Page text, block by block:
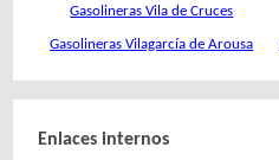
Gasolineras Vila de Cruces
Gasolineras Vilagarcía de Arousa
Enlaces internos